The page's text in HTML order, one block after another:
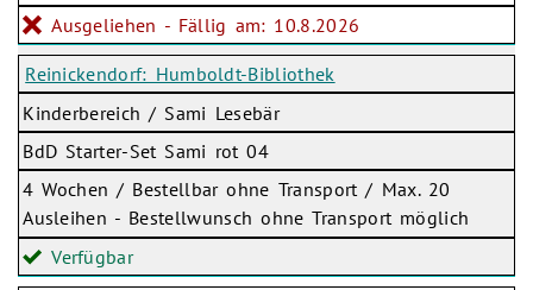
Ausgeliehen - Fällig am: 10.8.2026
Reinickendorf: Humboldt-Bibliothek
Kinderbereich / Sami Lesebär
BdD Starter-Set Sami rot 04
4 Wochen / Bestellbar ohne Transport / Max. 20
Ausleihen - Bestellwunsch ohne Transport möglich
Verfügbar